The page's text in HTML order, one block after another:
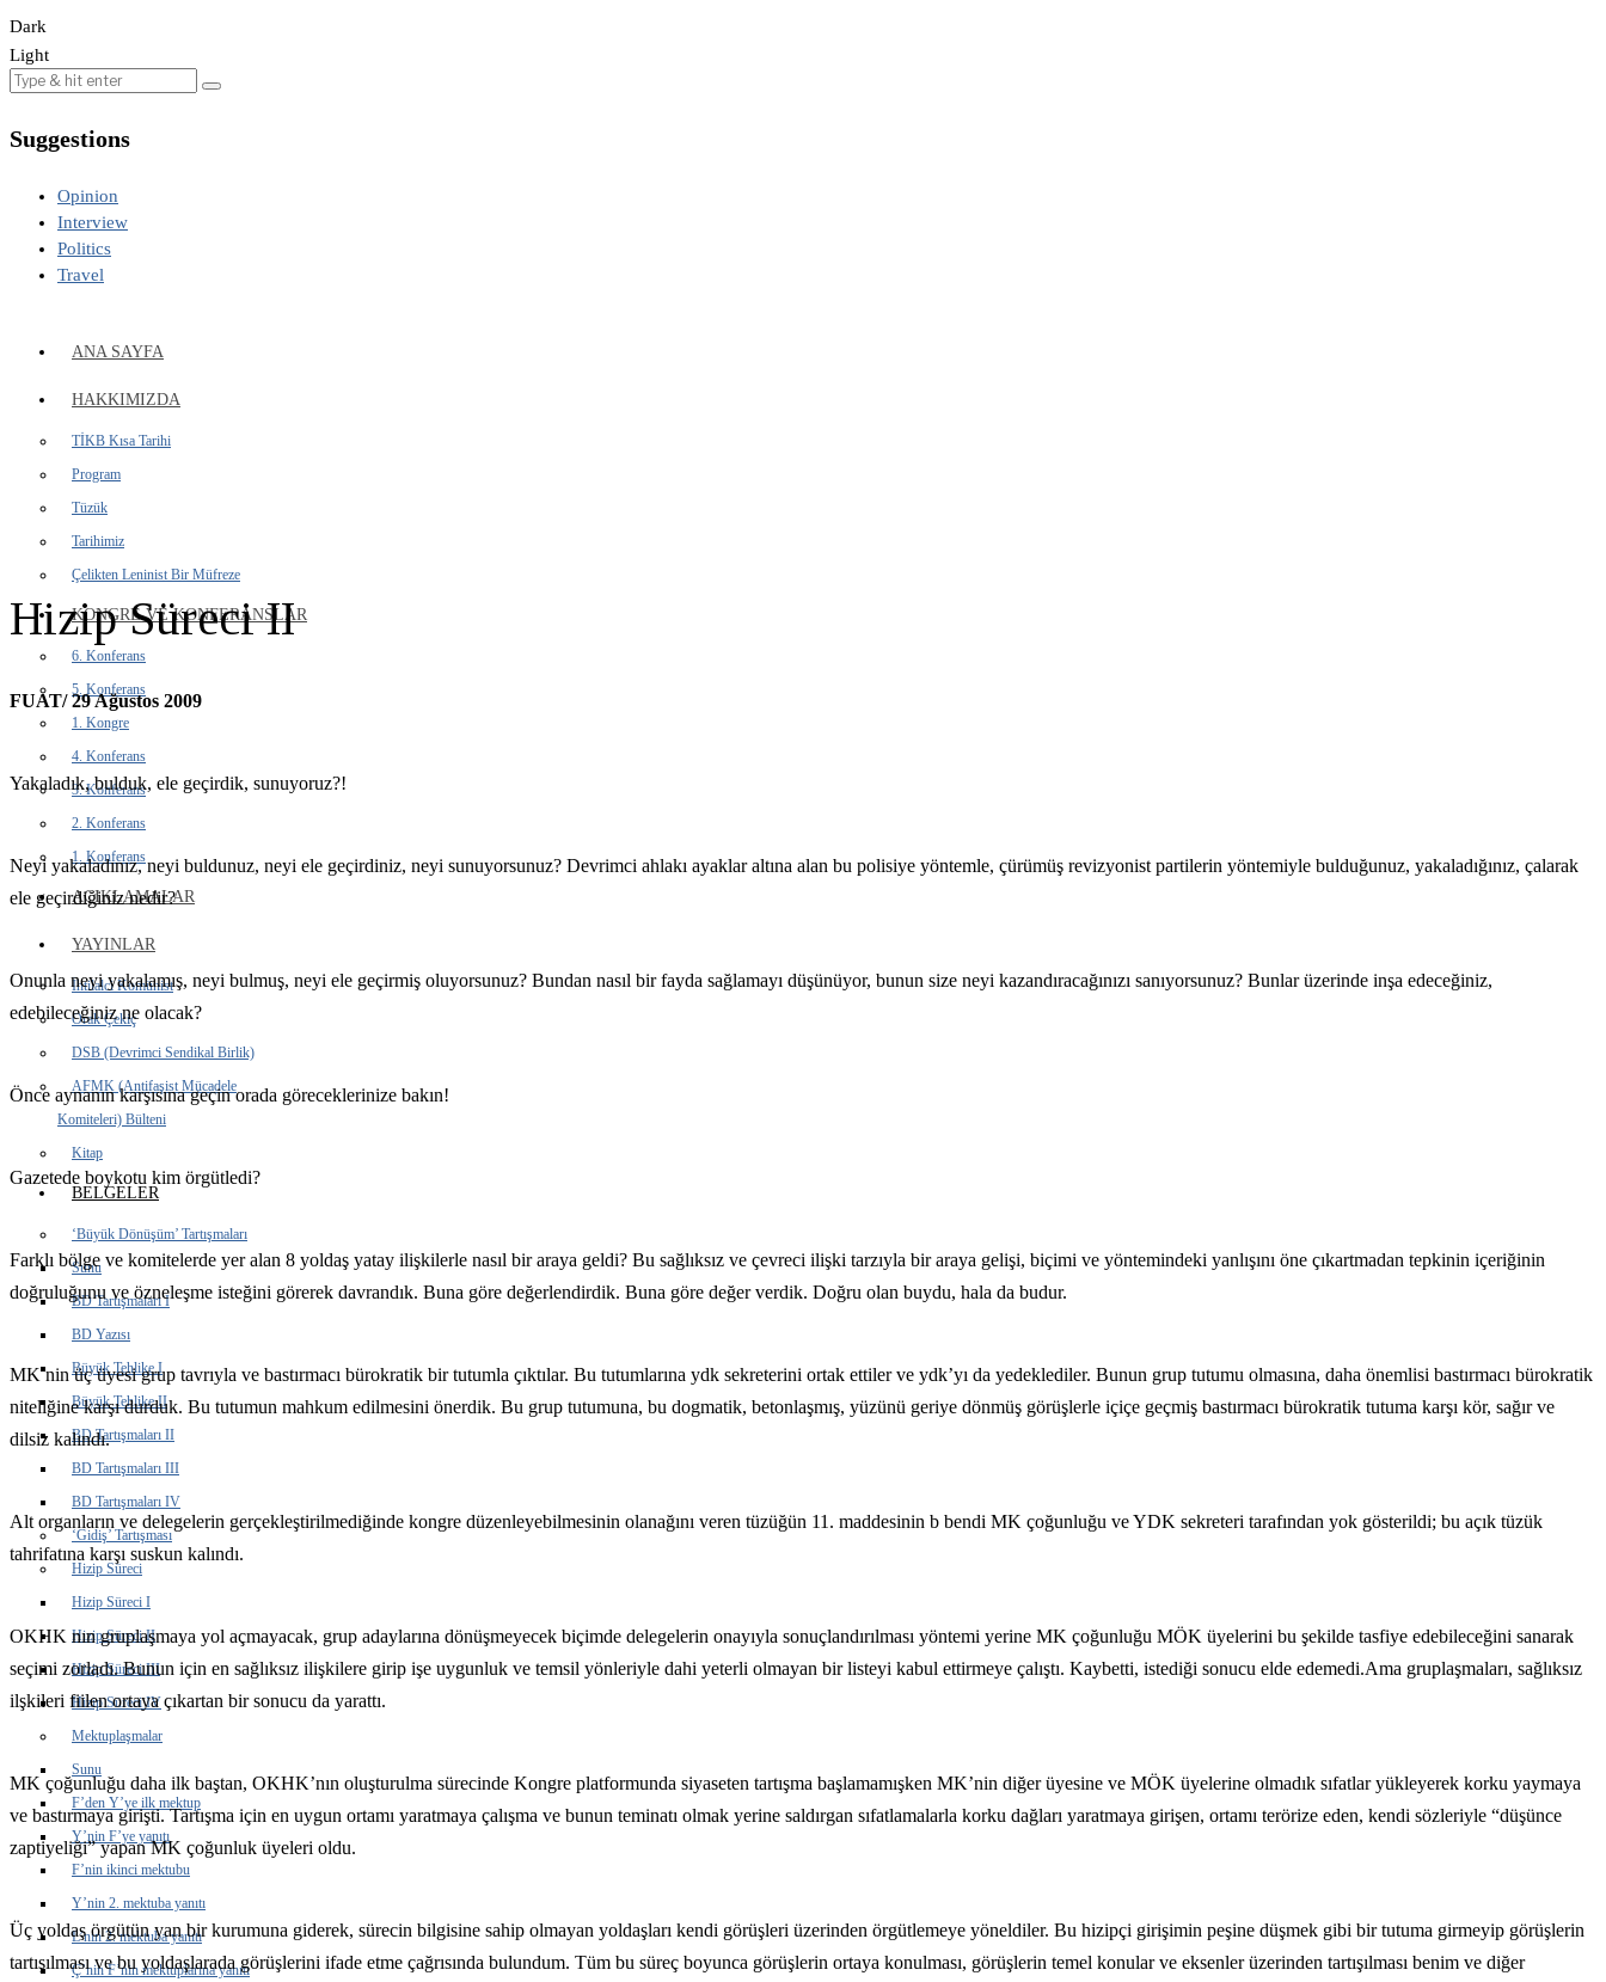
Dark
Light
Suggestions
Opinion
Interview
Politics
Travel
ANA SAYFA
HAKKIMIZDA
TİKB Kısa Tarihi
Program
Tüzük
Tarihimiz
Çelikten Leninist Bir Müfreze
KONGRE VE KONFERANSLAR
6. Konferans
5. Konferans
1. Kongre
4. Konferans
3. Konferans
2. Konferans
1. Konferans
AÇIKLAMALAR
YAYINLAR
İhtilalci Komünist
Orak Çekiç
DSB (Devrimci Sendikal Birlik)
AFMK (Antifaşist Mücadele
Komiteleri) Bülteni
Kitap
BELGELER
‘Büyük Dönüşüm’ Tartışmaları
Sunu
BD Tartışmaları I
BD Yazısı
Büyük Tehlike I
Büyük Tehlike II
BD Tartışmaları II
BD Tartışmaları III
BD Tartışmaları IV
‘Gidiş’ Tartışması
Hizip Süreci
Hizip Süreci I
Hizip Süreci II
Hizip Süreci III
Hizip Süreci IV
Mektuplaşmalar
Sunu
F’den Y’ye ilk mektup
Y’nin F’ye yanıtı
F’nin ikinci mektubu
Y’nin 2. mektuba yanıtı
L’nin 2. mektuba yanıtı
Ç’nin F’nin mektuplarına yanıtı
Hizip Süreci II
FUAT/ 29 Ağustos 2009
Yakaladık, bulduk, ele geçirdik, sunuyoruz?!
Neyi yakaladınız, neyi buldunuz, neyi ele geçirdiniz, neyi sunuyorsunuz? Devrimci ahlakı ayaklar altına alan bu polisiye yöntemle, çürümüş revizyonist partilerin yöntemiyle bulduğunuz, yakaladığınız, çalarak
ele geçirdiğiniz nedir?
Onunla neyi yakalamış, neyi bulmuş, neyi ele geçirmiş oluyorsunuz? Bundan nasıl bir fayda sağlamayı düşünüyor, bunun size neyi kazandıracağınızı sanıyorsunuz? Bunlar üzerinde inşa edeceğiniz,
edebileceğiniz ne olacak?
Önce aynanın karşısına geçin orada göreceklerinize bakın!
Gazetede boykotu kim örgütledi?
Farklı bölge ve komitelerde yer alan 8 yoldaş yatay ilişkilerle nasıl bir araya geldi? Bu sağlıksız ve çevreci ilişki tarzıyla bir araya gelişi, biçimi ve yöntemindeki yanlışını öne çıkartmadan tepkinin içeriğinin
doğruluğunu ve özneleşme isteğini görerek davrandık. Buna göre değerlendirdik. Buna göre değer verdik. Doğru olan buydu, hala da budur.
MK nin üç üyesi grup tavrıyla ve bastırmacı bürokratik bir tutumla çıktılar. Bu tutumlarına ydk sekreterini ortak ettiler ve ydk’yı da yedeklediler. Bunun grup tutumu olmasına, daha önemlisi bastırmacı bürokratik
niteliğine karşı durduk. Bu tutumun mahkum edilmesini önerdik. Bu grup tutumuna, bu dogmatik, betonlaşmış, yüzünü geriye dönmüş görüşlerle içiçe geçmiş bastırmacı bürokratik tutuma karşı kör, sağır ve
dilsiz kalındı.
Alt organların ve delegelerin gerçekleştirilmediğinde kongre düzenleyebilmesinin olanağını veren tüzüğün 11. maddesinin b bendi MK çoğunluğu ve YDK sekreteri tarafından yok gösterildi; bu açık tüzük
tahrifatına karşı suskun kalındı.
OKHK nın gruplaşmaya yol açmayacak, grup adaylarına dönüşmeyecek biçimde delegelerin onayıyla sonuçlandırılması yöntemi yerine MK çoğunluğu MÖK üyelerini bu şekilde tasfiye edebileceğini sanarak
seçimi zorladı. Bunun için en sağlıksız ilişkilere girip işe uygunluk ve temsil yönleriyle dahi yeterli olmayan bir listeyi kabul ettirmeye çalıştı. Kaybetti, istediği sonucu elde edemedi.Ama gruplaşmaları, sağlıksız
ilşkileri fiilen ortaya çıkartan bir sonucu da yarattı.
MK çoğunluğu daha ilk baştan, OKHK’nın oluşturulma sürecinde Kongre platformunda siyaseten tartışma başlamamışken MK’nin diğer üyesine ve MÖK üyelerine olmadık sıfatlar yükleyerek korku yaymaya
ve bastırmaya girişti. Tartışma için en uygun ortamı yaratmaya çalışma ve bunun teminatı olmak yerine saldırgan sıfatlamalarla korku dağları yaratmaya girişen, ortamı terörize eden, kendi sözleriyle “düşünce
zaptiyeliği” yapan MK çoğunluk üyeleri oldu.
Üç yoldaş örgütün yan bir kurumuna giderek, sürecin bilgisine sahip olmayan yoldaşları kendi görüşleri üzerinden örgütlemeye yöneldiler. Bu hizipçi girişimin peşine düşmek gibi bir tutuma girmeyip görüşlerin
tartışılması ve bu yoldaşlarada görüşlerini ifade etme çağrısında bulundum. Tüm bu süreç boyunca görüşlerin ortaya konulması, görüşlerin temel konular ve eksenler üzerinden tartışılması benim ve diğer